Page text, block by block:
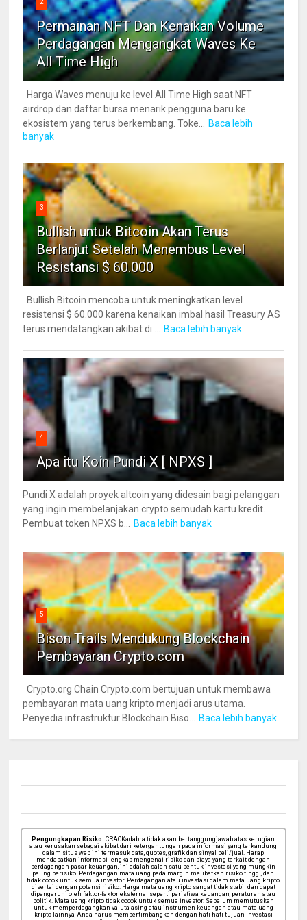
2
Permainan NFT Dan Kenaikan Volume
Perdagangan Mengangkat Waves Ke
All Time High
Harga Waves menuju ke level All Time High saat NFT
airdrop dan daftar bursa menarik pengguna baru ke
ekosistem yang terus berkembang. Toke...
Baca lebih
banyak
3
Bullish untuk Bitcoin Akan Terus
Berlanjut Setelah Menembus Level
Resistansi $ 60.000
Bullish Bitcoin mencoba untuk meningkatkan level
resistensi $ 60.000 karena kenaikan imbal hasil Treasury AS
terus mendatangkan akibat di ...
Baca lebih banyak
4
Apa itu Koin Pundi X [ NPXS ]
Pundi X adalah proyek altcoin yang didesain bagi pelanggan
yang ingin membelanjakan crypto semudah kartu kredit.
Pembuat token NPXS b...
Baca lebih banyak
5
Bison Trails Mendukung Blockchain
Pembayaran Crypto.com
Crypto.org Chain Crypto.com bertujuan untuk membawa
pembayaran mata uang kripto menjadi arus utama.
Penyedia infrastruktur Blockchain Biso...
Baca lebih banyak
Pengungkapan Risiko: CRACKadabra tidak akan bertanggungjawab atas kerugian
atau kerusakan sebagai akibat dari ketergantungan pada informasi yang terkandung
dalam situs web ini termasuk data, quotes, grafik dan sinyal beli/jual. Harap
mendapatkan informasi lengkap mengenai risiko dan biaya yang terkait dengan
perdagangan pasar keuangan, ini adalah salah satu bentuk investasi yang mungkin
paling berisiko. Perdagangan mata uang pada margin melibatkan risiko tinggi, dan
tidak cocok untuk semua investor. Perdagangan atau investasi dalam mata uang kripto
disertai dengan potensi risiko. Harga mata uang kripto sangat tidak stabil dan dapat
dipengaruhi oleh faktor-faktor eksternal seperti peristiwa keuangan, peraturan atau
politik. Mata uang kripto tidak cocok untuk semua investor. Sebelum memutuskan
untuk memperdagangkan valuta asing atau instrumen keuangan atau mata uang
kripto lainnya, Anda harus mempertimbangkan dengan hati-hati tujuan investasi